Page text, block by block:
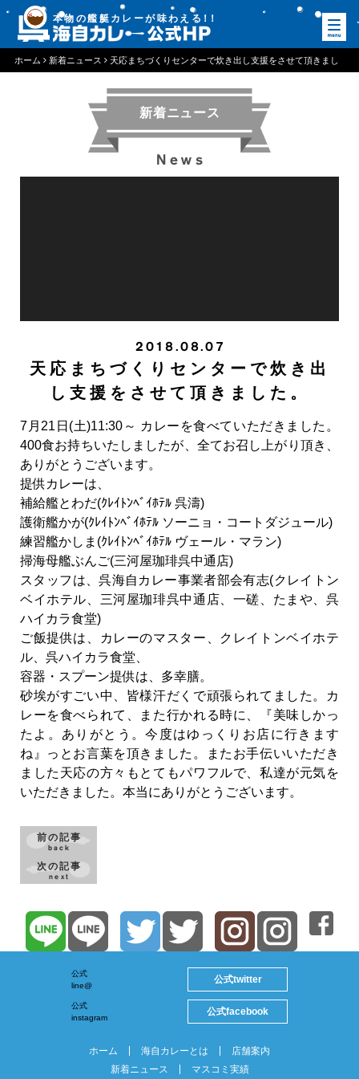
本物の艦艇カレーが味わえる ！！
ホーム 新着ニュース 天応まちづくりセンターで炊き出し支援をさせて頂きまし
新着ニュース
News
2018.08.07
天応まちづくりセンターで炊き出
し支援をさせて頂きました。
7月21日(土)11:30～ カレーを食べていただきました。
400食お持ちいたしましたが、全てお召し上がり頂き、
ありがとうございます。
提供カレーは、
補給艦とわだ(ｸﾚｲﾄﾝﾍﾞｲﾎﾃﾙ 呉濤)
護衛艦かが(ｸﾚｲﾄﾝﾍﾞｲﾎﾃﾙ ソーニョ・コートダジュール)
練習艦かしま(ｸﾚｲﾄﾝﾍﾞｲﾎﾃﾙ ヴェール・マラン)
掃海母艦ぶんご(三河屋珈琲呉中通店)
スタッフは、呉海自カレー事業者部会有志(クレイトン
ベイホテル、三河屋珈琲呉中通店、一磋、たまや、呉
ハイカラ食堂)
ご飯提供は、カレーのマスター、クレイトンベイホテ
ル、呉ハイカラ食堂、
容器・スプーン提供は、多幸膳。
砂埃がすごい中、皆様汗だくで頑張られてました。カ
レーを食べられて、また行かれる時に、『美味しかっ
たよ。ありがとう。今度はゆっくりお店に行きます
ね』っとお言葉を頂きました。またお手伝いいただき
ました天応の方々もとてもパワフルで、私達が元気を
いただきました。本当にありがとうございます。
前の記事
back
次の記事
next
公式
line@
公式twitter
公式
instagram
公式facebook
ホーム 海自カレーとは
店舗案内
新着ニュース
マスコミ実績